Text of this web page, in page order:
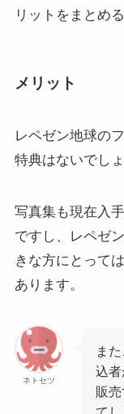
リットをまとめ
メリット
レペゼン地球の
特典はないでしょ
写真集も現在入
ですし、レペゼ
きな方にとって
あります。
ネトセツ
ま
込
販